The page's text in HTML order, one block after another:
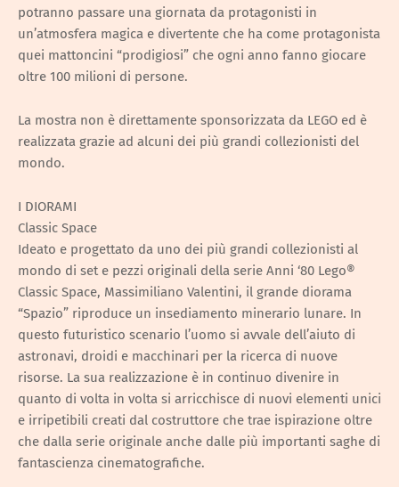
potranno passare una giornata da protagonisti in
un’atmosfera magica e divertente che ha come protagonista
quei mattoncini “prodigiosi” che ogni anno fanno giocare
oltre 100 milioni di persone.
La mostra non è direttamente sponsorizzata da LEGO ed è
realizzata grazie ad alcuni dei più grandi collezionisti del
mondo.
I DIORAMI
Classic Space
Ideato e progettato da uno dei più grandi collezionisti al
mondo di set e pezzi originali della serie Anni ‘80 Lego®
Classic Space, Massimiliano Valentini, il grande diorama
“Spazio” riproduce un insediamento minerario lunare. In
questo futuristico scenario l’uomo si avvale dell’aiuto di
astronavi, droidi e macchinari per la ricerca di nuove
risorse. La sua realizzazione è in continuo divenire in
quanto di volta in volta si arricchisce di nuovi elementi unici
e irripetibili creati dal costruttore che trae ispirazione oltre
che dalla serie originale anche dalle più importanti saghe di
fantascienza cinematografiche.